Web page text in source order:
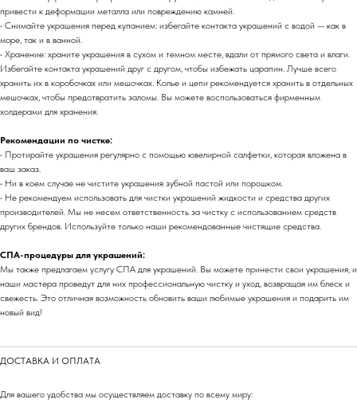
привести к деформации металла или повреждению камней.
• Снимайте украшения перед купанием: избегайте контакта украшений с водой — как в
море, так и в ванной.
• Хранение: храните украшения в сухом и темном месте, вдали от прямого света и влаги.
Избегайте контакта украшений друг с другом, чтобы избежать царапин. Лучше всего
хранить их в коробочках или мешочках. Колье и цепи рекомендуется хранить в отдельных
мешочках, чтобы предотвратить заломы. Вы можете воспользоваться фирменным
холдерами для хранения.
Рекомендации по чистке:
• Протирайте украшения регулярно с помощью ювелирной салфетки, которая вложена в
ваш заказ.
• Ни в коем случае не чистите украшения зубной пастой или порошком.
• Не рекомендуем использовать для чистки украшений жидкости и средства других
производителей. Мы не несем ответственность за чистку с использованием средств
других брендов. Используйте только наши рекомендованные чистящие средства.
СПА-процедуры для украшений:
Мы также предлагаем услугу СПА для украшений. Вы можете принести свои украшения, и
наши мастера проведут для них профессиональную чистку и уход, возвращая им блеск и
свежесть. Это отличная возможность обновить ваши любимые украшения и подарить им
новый вид!
ДОСТАВКА И ОПЛАТА
Для вашего удобства мы осуществляем доставку по всему миру: